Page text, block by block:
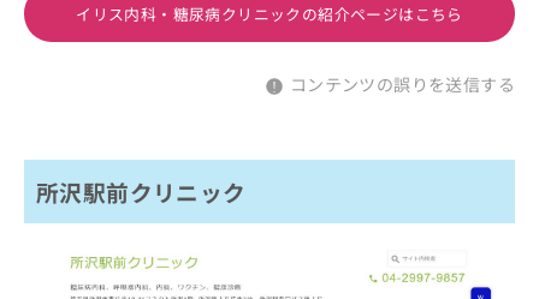
イリス内科・糖尿病クリニックの紹介ページはこちら
コンテンツの誤りを送信する
所沢駅前クリニック